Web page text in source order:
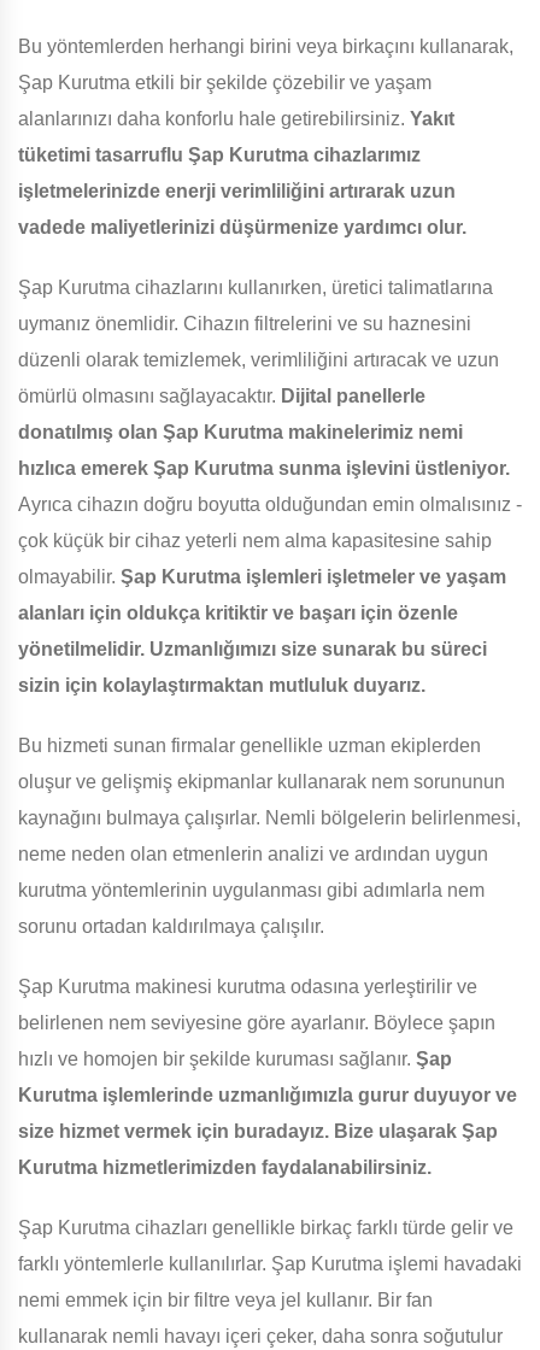
Bu yöntemlerden herhangi birini veya birkaçını kullanarak,
Şap Kurutma etkili bir şekilde çözebilir ve yaşam
alanlarınızı daha konforlu hale getirebilirsiniz. Yakıt
tüketimi tasarruflu Şap Kurutma cihazlarımız
işletmelerinizde enerji verimliliğini artırarak uzun
vadede maliyetlerinizi düşürmenize yardımcı olur.
Şap Kurutma cihazlarını kullanırken, üretici talimatlarına
uymanız önemlidir. Cihazın filtrelerini ve su haznesini
düzenli olarak temizlemek, verimliliğini artıracak ve uzun
ömürlü olmasını sağlayacaktır. Dijital panellerle
donatılmış olan Şap Kurutma makinelerimiz nemi
hızlıca emerek Şap Kurutma sunma işlevini üstleniyor.
Ayrıca cihazın doğru boyutta olduğundan emin olmalısınız -
çok küçük bir cihaz yeterli nem alma kapasitesine sahip
olmayabilir. Şap Kurutma işlemleri işletmeler ve yaşam
alanları için oldukça kritiktir ve başarı için özenle
yönetilmelidir. Uzmanlığımızı size sunarak bu süreci
sizin için kolaylaştırmaktan mutluluk duyarız.
Bu hizmeti sunan firmalar genellikle uzman ekiplerden
oluşur ve gelişmiş ekipmanlar kullanarak nem sorununun
kaynağını bulmaya çalışırlar. Nemli bölgelerin belirlenmesi,
neme neden olan etmenlerin analizi ve ardından uygun
kurutma yöntemlerinin uygulanması gibi adımlarla nem
sorunu ortadan kaldırılmaya çalışılır.
Şap Kurutma makinesi kurutma odasına yerleştirilir ve
belirlenen nem seviyesine göre ayarlanır. Böylece şapın
hızlı ve homojen bir şekilde kuruması sağlanır. Şap
Kurutma işlemlerinde uzmanlığımızla gurur duyuyor ve
size hizmet vermek için buradayız. Bize ulaşarak Şap
Kurutma hizmetlerimizden faydalanabilirsiniz.
Şap Kurutma cihazları genellikle birkaç farklı türde gelir ve
farklı yöntemlerle kullanılırlar. Şap Kurutma işlemi havadaki
nemi emmek için bir filtre veya jel kullanır. Bir fan
kullanarak nemli havayı içeri çeker, daha sonra soğutulur